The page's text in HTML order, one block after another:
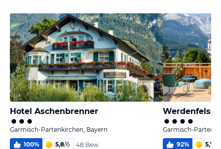
Hotel Aschenbrenner
Garmisch-Partenkirchen, Bayern
100% 5,8/6 48 Bew.
Garmisch-
92% 5,7